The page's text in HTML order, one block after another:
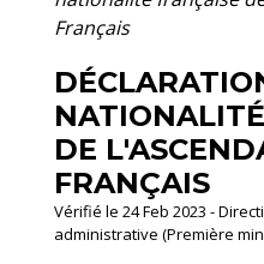
Français
DE
FRANÇAIS
Vérifié le 24 Feb 2023 -
administrative (Première